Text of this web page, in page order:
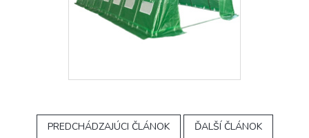
PREDCHÁDZAJÚCI ČLÁNOK ĎALŠÍ ČLÁNOK